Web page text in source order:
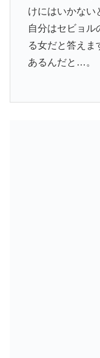
けにはいかない
自分はセビョル
る女だと答えま
あるんだと…。